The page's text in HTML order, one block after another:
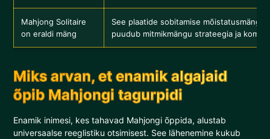
Mahjong Solitaire
on eraldi mäng
See plaatide sobitamise mõistatusmäng
puudub mitmikmängu strateegia ja
Miks arvan, et enamik algajaid
õpib Mahjongi tagurpidi
Enamik inimesi, kes tahavad Mahjongi õppida, alustab
universaalse reeglistiku otsimisest. See lähenemine kukub